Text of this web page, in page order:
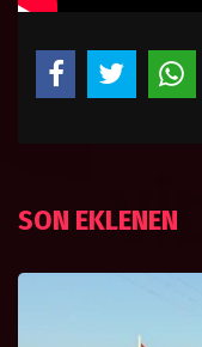
SON EKLENEN